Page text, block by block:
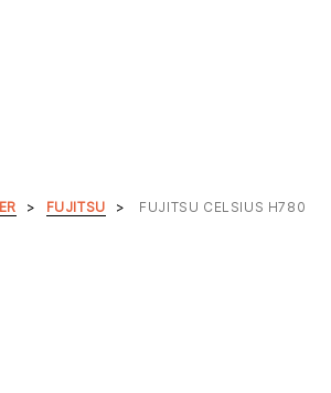
FUJITSU FUJITSU CELSIUS H780